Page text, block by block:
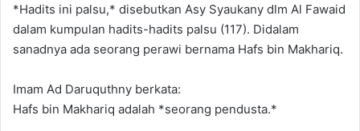
*Hadits ini palsu,* disebutkan Asy Syaukany dlm Al Fawaid
dalam kumpulan hadits-hadits palsu (117). Didalam
sanadnya ada seorang perawi bernama Hafs bin Makhariq.
Imam Ad Daruquthny berkata:
Hafs bin Makhariq adalah *seorang pendusta.*